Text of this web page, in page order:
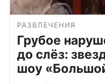
РАЗВЛЕЧЕНИЯ
Грубое
до слёз:
шоу